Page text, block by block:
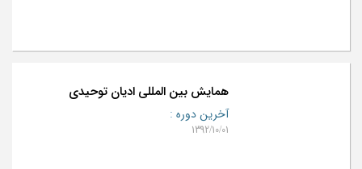
همایش بین المللی ادیان توحیدی
آخرین دوره :
1392/10/01